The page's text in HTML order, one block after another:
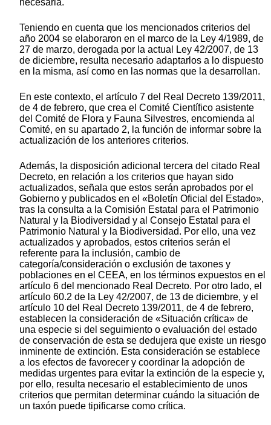
Teniendo en cuenta que los mencionados criterios del
año 2004 se elaboraron en el marco de la Ley 4/1989, de
27 de marzo, derogada por la actual Ley 42/2007, de 13
de diciembre, resulta necesario adaptarlos a lo dispuesto
en la misma, así como en las normas que la desarrollan.
En este contexto, el artículo 7 del Real Decreto 139/2011,
de 4 de febrero, que crea el Comité Científico asistente
del Comité de Flora y Fauna Silvestres, encomienda al
Comité, en su apartado 2, la función de informar sobre la
actualización de los anteriores criterios.
Además, la disposición adicional tercera del citado Real
Decreto, en relación a los criterios que hayan sido
actualizados, señala que estos serán aprobados por el
Gobierno y publicados en el «Boletín Oficial del Estado»,
tras la consulta a la Comisión Estatal para el Patrimonio
Natural y la Biodiversidad y al Consejo Estatal para el
Patrimonio Natural y la Biodiversidad. Por ello, una vez
actualizados y aprobados, estos criterios serán el
referente para la inclusión, cambio de
categoría/consideración o exclusión de taxones y
poblaciones en el CEEA, en los términos expuestos en el
artículo 6 del mencionado Real Decreto. Por otro lado, el
artículo 60.2 de la Ley 42/2007, de 13 de diciembre, y el
artículo 10 del Real Decreto 139/2011, de 4 de febrero,
establecen la consideración de «Situación crítica» de
una especie si del seguimiento o evaluación del estado
de conservación de esta se dedujera que existe un riesgo
inminente de extinción. Esta consideración se establece
a los efectos de favorecer y coordinar la adopción de
medidas urgentes para evitar la extinción de la especie y,
por ello, resulta necesario el establecimiento de unos
criterios que permitan determinar cuándo la situación de
un taxón puede tipificarse como crítica.